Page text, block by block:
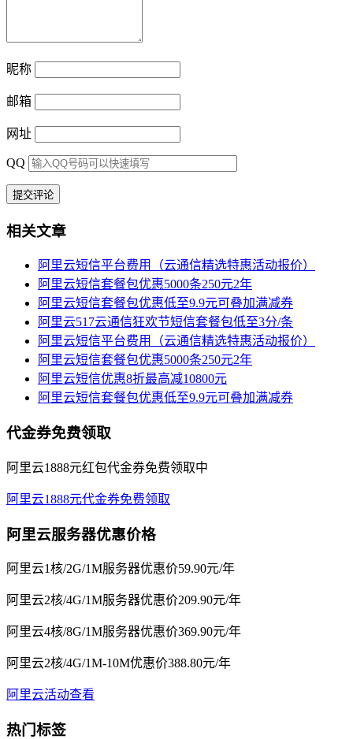
昵称
邮箱
网址
QQ
相关文章
阿里云短信平台费用（云通信精选特惠活动报价）
阿里云短信套餐包优惠5000条250元2年
阿里云短信套餐包优惠低至9.9元可叠加满减券
阿里云517云通信狂欢节短信套餐包低至3分/条
阿里云短信平台费用（云通信精选特惠活动报价）
阿里云短信套餐包优惠5000条250元2年
阿里云短信优惠8折最高减10800元
阿里云短信套餐包优惠低至9.9元可叠加满减券
代金券免费领取
阿里云1888元红包代金券免费领取中
阿里云1888元代金券免费领取
阿里云服务器优惠价格
阿里云1核/2G/1M服务器优惠价59.90元/年
阿里云2核/4G/1M服务器优惠价209.90元/年
阿里云4核/8G/1M服务器优惠价369.90元/年
阿里云2核/4G/1M-10M优惠价388.80元/年
阿里云活动查看
热门标签